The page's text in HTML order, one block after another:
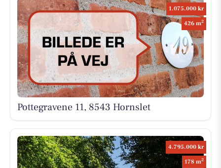
1.075.000 kr
426 m2
Pottegravene 11, 8543 Hornslet
4.795.000 kr
178 m2